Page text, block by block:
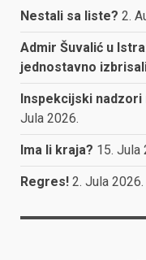
Nestali sa liste? 2.
Admir Šuvalić u
jednostavno
Inspekcijski
Jula 2026.
Ima li kraja? 15. Jula
Regres! 2. Jula 2026.